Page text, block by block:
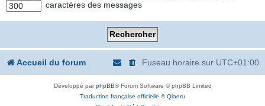
caractères des messages
Accueil du forum Fuseau horaire sur UTC+01:00
Développé parphpBB® Forum Software © phpBB Limited
Traduction française officielle ©Qiaeru